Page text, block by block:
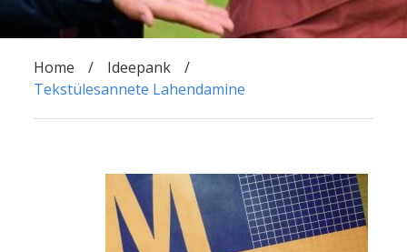
Home
Ideepank
Tekstülesannete Lahendamine